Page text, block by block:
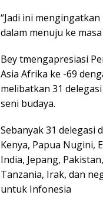
“Jadi ini
dalam menuju ke
Bey tmengapresiasi
Asia Afrika ke -69
melibatkan 31
seni budaya.
Sebanyak 31 delegasi
Kenya, Papua Nugini,
India, Jepang,
Tanzania, Irak, dan
untuk Infonesia